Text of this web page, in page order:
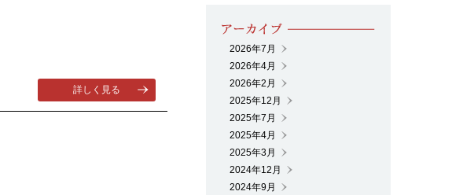
詳しく見る
2026年7月
2026年4月
2026年2月
2025年12月
2025年7月
2025年4月
2025年3月
2024年12月
2024年9月